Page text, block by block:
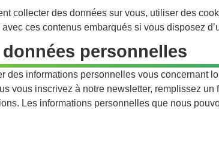
collecter des données sur vous, utiliser des
ces contenus embarqués si vous disposez
personnelles
des informations personnelles vous concernant
vous inscrivez à notre newsletter, remplissez
Les informations personnelles que nous